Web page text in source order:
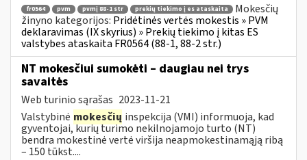
fr0564 pvm pvmį 88-1 str prekių tiekimo į es ataskaita
Mokesčių
žinyno kategorijos: Pridėtinės vertės mokestis » PVM
deklaravimas (IX skyrius) » Prekių tiekimo į kitas ES
valstybes ataskaita FR0564 (88-1, 88-2 str.)
NT mokesčiui sumokėti – daugiau nei trys
savaitės
Web turinio sąrašas 2023-11-21
Valstybinė mokesčių inspekcija (VMI) informuoja, kad
gyventojai, kurių turimo nekilnojamojo turto (NT)
bendra mokestinė vertė viršija neapmokestinamąją ribą
– 150 tūkst....